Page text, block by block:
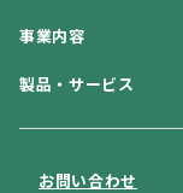
事業内容
製品・サービス
お問い合わせ